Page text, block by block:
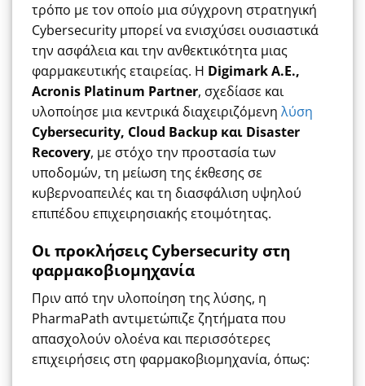
τρόπο με τον οποίο μια σύγχρονη στρατηγική
Cybersecurity μπορεί να ενισχύσει ουσιαστικά
την ασφάλεια και την ανθεκτικότητα μιας
φαρμακευτικής εταιρείας. Η Digimark A.E.,
Acronis Platinum Partner, σχεδίασε και
υλοποίησε μια κεντρικά διαχειριζόμενη λύση
Cybersecurity, Cloud Backup και Disaster
Recovery, με στόχο την προστασία των
υποδομών, τη μείωση της έκθεσης σε
κυβερνοαπειλές και τη διασφάλιση υψηλού
επιπέδου επιχειρησιακής ετοιμότητας.
Οι προκλήσεις Cybersecurity στη
φαρμακοβιομηχανία
Πριν από την υλοποίηση της λύσης, η
PharmaPath αντιμετώπιζε ζητήματα που
απασχολούν ολοένα και περισσότερες
επιχειρήσεις στη φαρμακοβιομηχανία, όπως: